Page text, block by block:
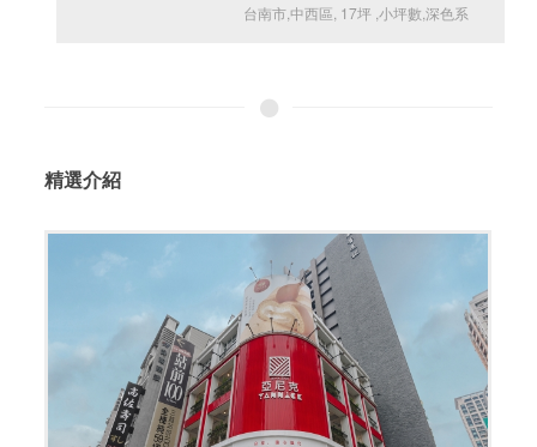
台南市,中西區 17坪, 小坪數 深色系
精選介紹